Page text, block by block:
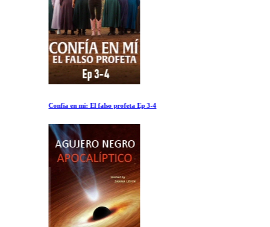
Confia en mi: El falso profeta Ep 3-4